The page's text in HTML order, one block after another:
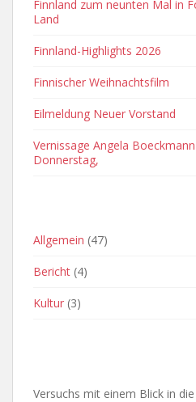
Finnland zum neunten Mal in
Land
Finnland-Highlights 2026
Finnischer Weihnachtsfilm
Eilmeldung Neuer Vorstand
Vernissage Angela
Donnerstag,
Allgemein (47)
Bericht (4)
Kultur (3)
Versuchs mit einem Blick in